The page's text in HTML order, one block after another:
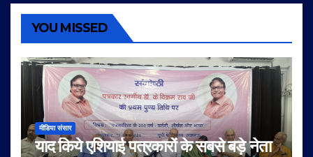
YOU MISSED
मीडिया संसार
याद किये एशियाई पत्रकारों के सबसे बड़े नेता